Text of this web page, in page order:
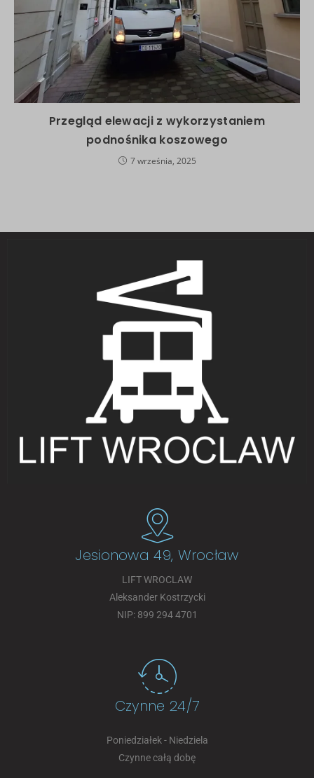
Przegląd elewacji z wykorzystaniem
podnośnika koszowego
7 września, 2025
Jesionowa 49, Wrocław
LIFT WROCLAW
Aleksander Kostrzycki
NIP: 899 294 4701
Czynne 24/7
Poniedziałek - Niedziela
Czynne całą dobę